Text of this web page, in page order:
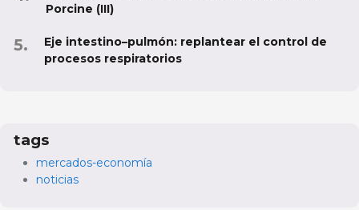
Porcine (III)
Eje intestino–pulmón: replantear el control de
procesos respiratorios
tags
mercados-economía
noticias